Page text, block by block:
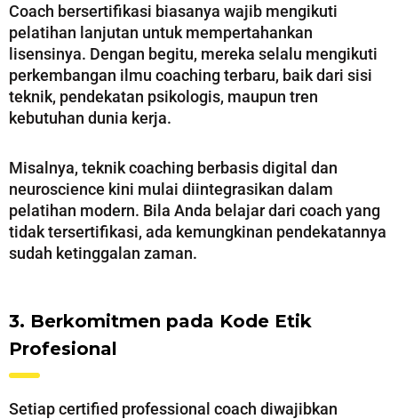
Coach bersertifikasi biasanya wajib mengikuti
pelatihan lanjutan untuk mempertahankan
lisensinya. Dengan begitu, mereka selalu mengikuti
perkembangan ilmu coaching terbaru, baik dari sisi
teknik, pendekatan psikologis, maupun tren
kebutuhan dunia kerja.
Misalnya, teknik coaching berbasis digital dan
neuroscience kini mulai diintegrasikan dalam
pelatihan modern. Bila Anda belajar dari coach yang
tidak tersertifikasi, ada kemungkinan pendekatannya
sudah ketinggalan zaman.
3. Berkomitmen pada Kode Etik
Profesional
Setiap certified professional coach diwajibkan